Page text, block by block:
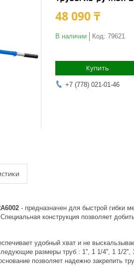
48 090 ₸
В наличии Код: 79621
Купить
+7 (778) 021-01-46
- предназначен для быстрой гибки
конструкция позволяет
удобный хват и не
размеры труб : 1'', 1 1/4'', 1 1/2'',
позволяет надежно закрепить